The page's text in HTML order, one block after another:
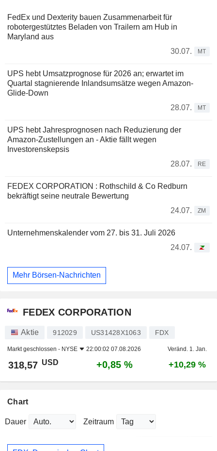
FedEx und Dexterity bauen Zusammenarbeit für
robotergestütztes Beladen von Trailern am Hub in
Maryland aus
30.07.
MT
UPS hebt Umsatzprognose für 2026 an; erwartet im
Quartal stagnierende Inlandsumsätze wegen Amazon-
Glide-Down
28.07.
MT
UPS hebt Jahresprognosen nach Reduzierung der
Amazon-Zustellungen an - Aktie fällt wegen
Investorenskepsis
28.07.
RE
FEDEX CORPORATION : Rothschild & Co Redburn
bekräftigt seine neutrale Bewertung
24.07.
ZM
Unternehmenskalender vom 27. bis 31. Juli 2026
24.07.
Mehr Börsen-Nachrichten
FEDEX CORPORATION
Aktie 912029 US31428X1063 FDX
Markt geschlossen - NYSE 22:00:02 07.08.2026 Veränd. 1. Jan.
318,57 USD +0,85 % +10,29 %
Chart
Dauer Zeitraum